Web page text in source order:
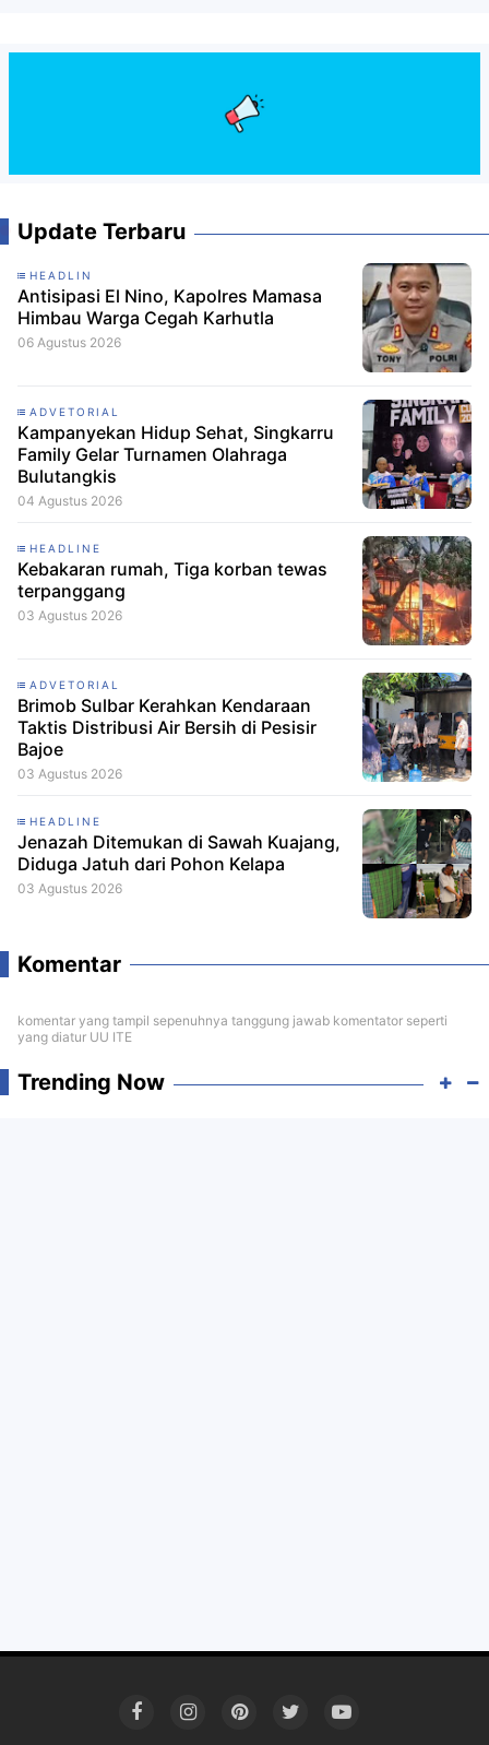
Update Terbaru
HEADLIN
Antisipasi El Nino, Kapolres Mamasa
Himbau Warga Cegah Karhutla
06 Agustus 2026
ADVETORIAL
Kampanyekan Hidup Sehat, Singkarru
Family Gelar Turnamen Olahraga
Bulutangkis
04 Agustus 2026
HEADLINE
Kebakaran rumah, Tiga korban tewas
terpanggang
03 Agustus 2026
ADVETORIAL
Brimob Sulbar Kerahkan Kendaraan
Taktis Distribusi Air Bersih di Pesisir
Bajoe
03 Agustus 2026
HEADLINE
Jenazah Ditemukan di Sawah Kuajang,
Diduga Jatuh dari Pohon Kelapa
03 Agustus 2026
Komentar
komentar yang tampil sepenuhnya tanggung jawab komentator seperti
yang diatur UU ITE
Trending Now